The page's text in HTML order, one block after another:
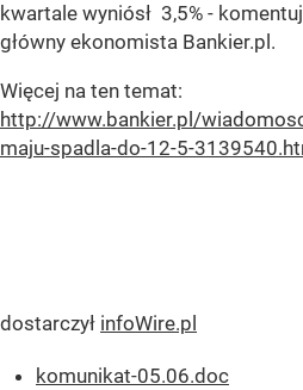
kwartale wyniósł 3,5% -
główny ekonomista Bankier.pl.
Więcej na ten temat:
http://www.bankier.pl/
maju-spadla-do-12-5-
dostarczył infoWire.pl
komunikat-05.06.doc